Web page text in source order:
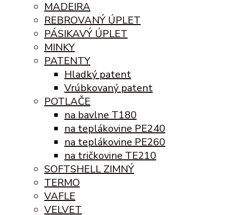
MADEIRA
REBROVANÝ ÚPLET
PÁSIKAVÝ ÚPLET
MINKY
PATENTY
Hladký patent
Vrúbkovaný patent
POTLAČE
na bavlne T180
na teplákovine PE240
na teplákovine PE260
na tričkovine TE210
SOFTSHELL ZIMNÝ
TERMO
VAFLE
VELVET